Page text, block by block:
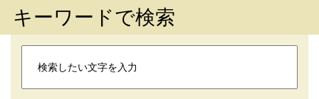
キーワードで検索